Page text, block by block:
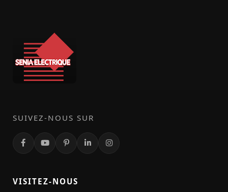
SUIVEZ-NOUS SUR
VISITEZ-NOUS